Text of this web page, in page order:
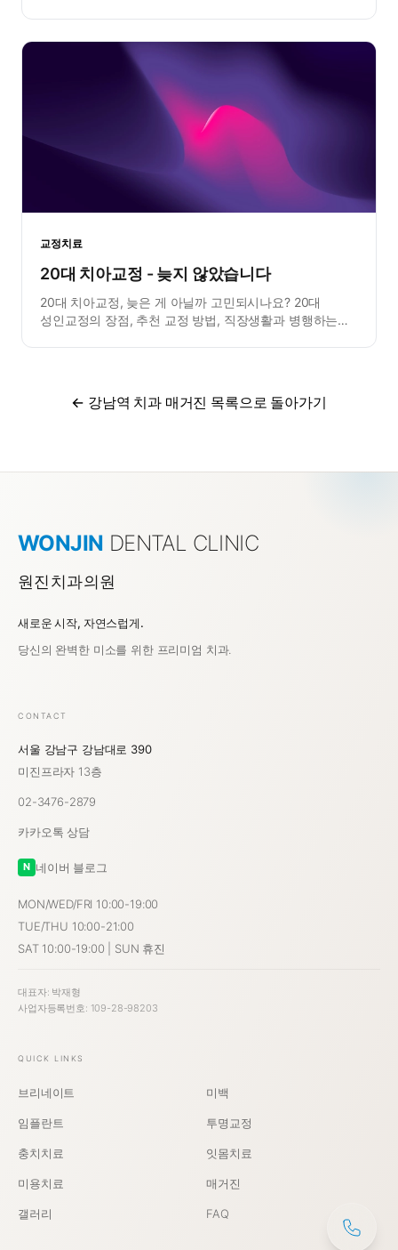
교정치료
20대 치아교정 - 늦지 않았습니다
20대 치아교정, 늦은 게 아닐까 고민되시나요? 20대
성인교정의 장점, 추천 교정 방법, 직장생활과 병행하는
← 강남역 치과 매거진 목록으로 돌아가기
WONJIN DENTAL CLINIC
원진치과의원
새로운 시작, 자연스럽게.
당신의 완벽한 미소를 위한 프리미엄 치과.
CONTACT
서울 강남구 강남대로 390
미진프라자 13층
02-3476-2879
카카오톡 상담
N 네이버 블로그
MON/WED/FRI 10:00-19:00
TUE/THU 10:00-21:00
SAT 10:00-19:00 | SUN 휴진
대표자: 박재형
사업자등록번호: 109-28-98203
QUICK LINKS
브리네이트 미백
임플란트 투명교정
충치치료 잇몸치료
미용치료 매거진
갤러리 FAQ